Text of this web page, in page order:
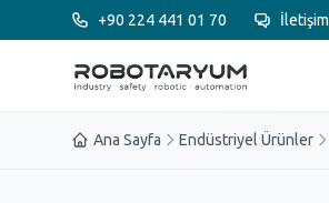
Ana içeriğe geç+90 224 441 01 70 İletişim
Ana Sayfa Endüstriyel Ürünler